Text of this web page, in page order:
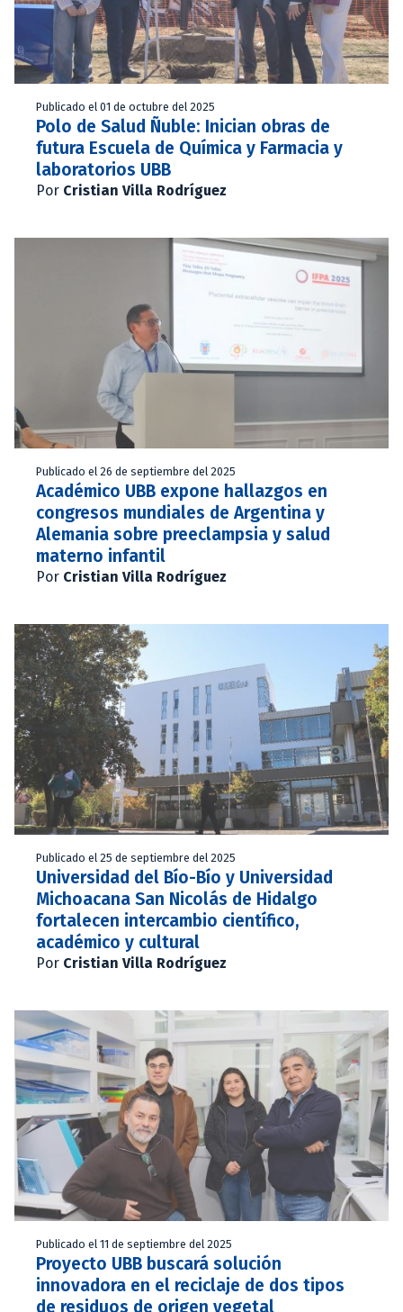
Publicado el 01 de octubre del 2025
Polo de Salud Ñuble: Inician obras de
futura Escuela de Química y Farmacia y
laboratorios UBB
Por Cristian Villa Rodríguez
Publicado el 26 de septiembre del 2025
Académico UBB expone hallazgos en
congresos mundiales de Argentina y
Alemania sobre preeclampsia y salud
materno infantil
Por Cristian Villa Rodríguez
Publicado el 25 de septiembre del 2025
Universidad del Bío-Bío y Universidad
Michoacana San Nicolás de Hidalgo
fortalecen intercambio científico,
académico y cultural
Por Cristian Villa Rodríguez
Publicado el 11 de septiembre del 2025
Proyecto UBB buscará solución
innovadora en el reciclaje de dos tipos
de residuos de origen vegetal